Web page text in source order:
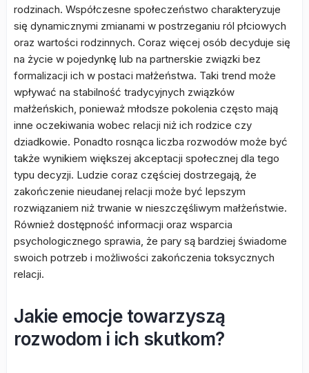
rodzinach. Współczesne społeczeństwo charakteryzuje
się dynamicznymi zmianami w postrzeganiu ról płciowych
oraz wartości rodzinnych. Coraz więcej osób decyduje się
na życie w pojedynkę lub na partnerskie związki bez
formalizacji ich w postaci małżeństwa. Taki trend może
wpływać na stabilność tradycyjnych związków
małżeńskich, ponieważ młodsze pokolenia często mają
inne oczekiwania wobec relacji niż ich rodzice czy
dziadkowie. Ponadto rosnąca liczba rozwodów może być
także wynikiem większej akceptacji społecznej dla tego
typu decyzji. Ludzie coraz częściej dostrzegają, że
zakończenie nieudanej relacji może być lepszym
rozwiązaniem niż trwanie w nieszczęśliwym małżeństwie.
Również dostępność informacji oraz wsparcia
psychologicznego sprawia, że pary są bardziej świadome
swoich potrzeb i możliwości zakończenia toksycznych
relacji.
Jakie emocje towarzyszą
rozwodom i ich skutkom?